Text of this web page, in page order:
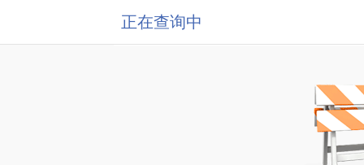
正在查询中